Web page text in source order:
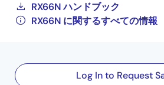
RX66N ハンドブック
RX66N に関するすべての情報
Log In to Request